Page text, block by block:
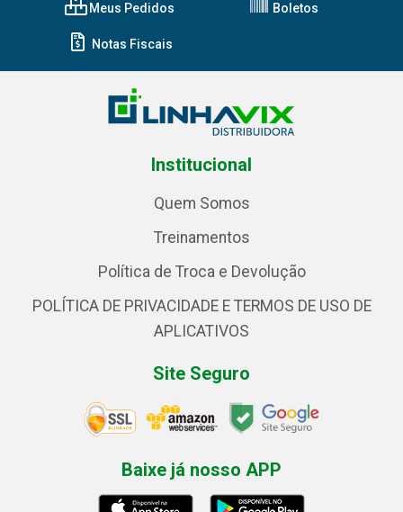
Meus Pedidos Boletos
Notas Fiscais
Institucional
Quem Somos
Treinamentos
Política de Troca e Devolução
POLÍTICA DE PRIVACIDADE E TERMOS DE USO DE
APLICATIVOS
Site Seguro
Baixe já nosso APP